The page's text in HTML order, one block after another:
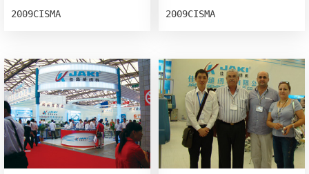
2009CISMA 2009CISMA